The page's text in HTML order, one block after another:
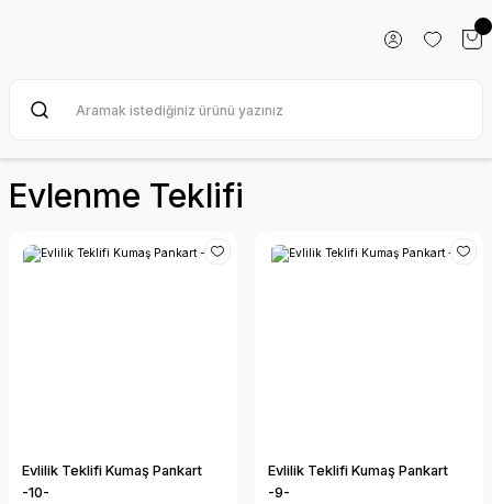
Evlenme Teklifi
Evlilik Teklifi Kumaş Pankart
-10-
Evlilik Teklifi Kumaş Pankart
-9-